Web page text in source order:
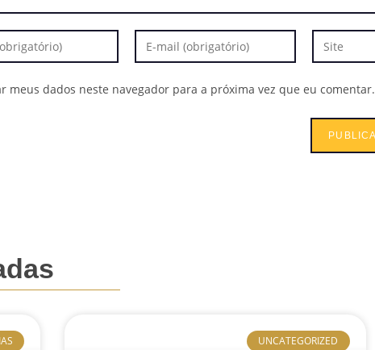
meus dados neste navegador para a próxima vez que eu comentar.
UNCATEGORIZED